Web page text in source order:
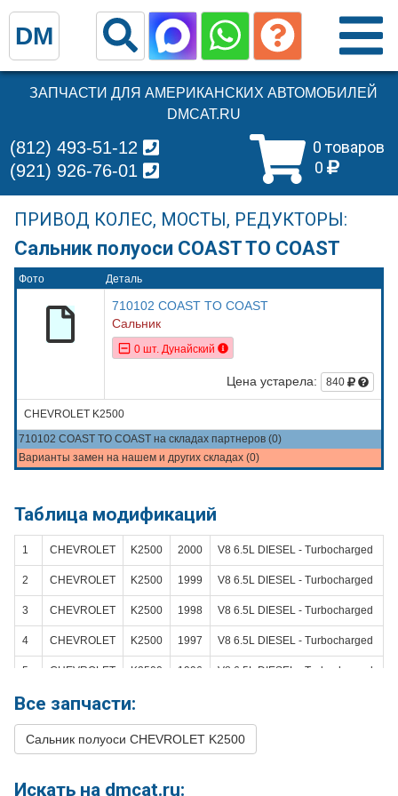
ЗАПЧАСТИ ДЛЯ АМЕРИКАНСКИХ АВТОМОБИЛЕЙ
DMCAT.RU
0 товаров
0
(812) 493-51-12
(921) 926-76-01
ПРИВОД КОЛЕС, МОСТЫ, РЕДУКТОРЫ:
Сальник полуоси COAST TO COAST
Фото Деталь
710102 COAST TO COAST
Сальник
0 шт. Дунайский
Цена устарела: 840
CHEVROLET K2500
710102 COAST TO COAST на складах партнеров (0)
Варианты замен на нашем и других складах (0)
Таблица модификаций
1 CHEVROLET K2500 2000 V8 6.5L DIESEL - Turbocharged
2 CHEVROLET K2500 1999 V8 6.5L DIESEL - Turbocharged
3 CHEVROLET K2500 1998 V8 6.5L DIESEL - Turbocharged
4 CHEVROLET K2500 1997 V8 6.5L DIESEL - Turbocharged
5 CHEVROLET K2500 1996 V8 6.5L DIESEL - Turbocharged
6 CHEVROLET K2500
9 CHEVROLET K2500 1994
Все запчасти:
Сальник полуоси CHEVROLET K2500
Искать на dmcat.ru:
DM